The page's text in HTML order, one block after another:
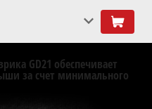
GD21 обеспечивает
за счет минимального